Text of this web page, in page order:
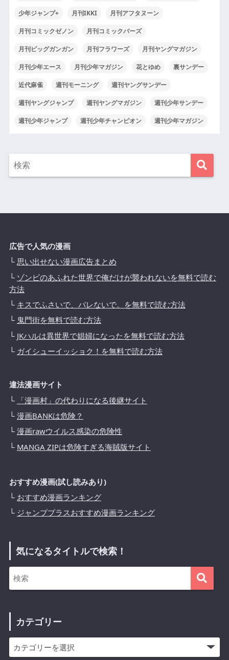
少年ジャンプ+ 月刊IKKI 月刊アフタヌーン
月刊コミックゼノン 月刊コミックバーズ
月刊ビッグガンガン 月刊フラワーズ 月刊ヤングマガジン
月刊少年エース 月刊少年マガジン 花とゆめ 裏サンデー
近代麻雀 週刊モーニング 週刊ヤングサンデー
週刊ヤングジャンプ 週刊ヤングマガジン 週刊少年サンデー
週刊少年ジャンプ 週刊少年チャンピオン 週刊少年マガジン
広告で人気の漫画
└ 思い出せない漫画広告まとめ
└ ゾンビのあふれた世界で俺だけが襲われないを無料で読む
方法
└ キスでふさいで、バレないで。を無料で読む方法
└ 鬼門街を無料で読む方法
└ JKハルは異世界で娼婦になったを無料で読む方法
└ ガイシューイッショク！を無料で読む方法
違法漫画サイト
└
「漫画村」の代わりになる後継サイト
└ 漫画BANKは危険？
└ 漫画rawウイルス感染の危険性
└ MANGA ZIPは危険すぎる海賊版サイト
おすすめ漫画(試し読みあり)
└ おすすめ漫画ランキング
└ ジャンププラスおすすめ漫画ランキング
気になるタイトルで検索！
カテゴリー